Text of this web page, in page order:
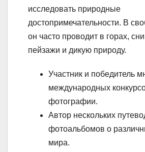
исследовать природные
достопримечательности. В
он часто проводит в горах,
пейзажи и дикую природу.
Участник и победитель
международных
фотографии.
Автор нескольких
фотоальбомов о
мира.